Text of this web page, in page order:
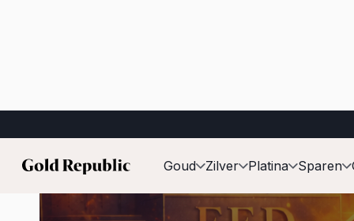
Goud Zilver Platina Sparen
Gepubliceerd op:16 januari 2026